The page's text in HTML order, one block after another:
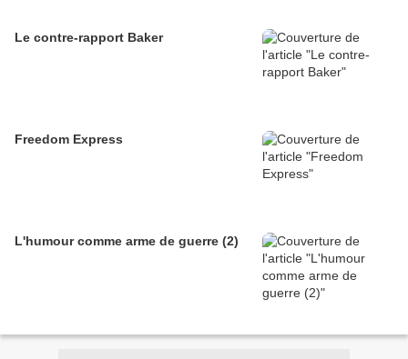
Le contre-rapport Baker
Freedom Express
L'humour comme arme de guerre (2)